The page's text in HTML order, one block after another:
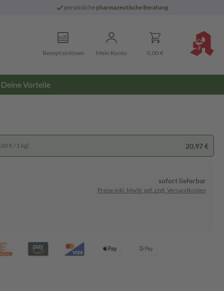
persönliche pharmazeutische Beratung
Rezept einlösen Mein Konto 0,00 €
Deine Vorteile
€ / 1 kg) 20,97 €
sofort lieferbar
Preise inkl. MwSt. ggf. zzgl. Versandkosten